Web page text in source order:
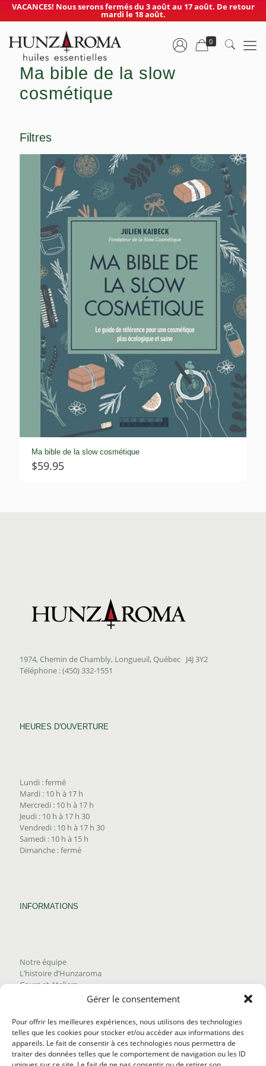
Gérer le consentement
Pour offrir les meilleures expériences, nous utilisons des technologies
telles que les cookies pour stocker et/ou accéder aux informations des
appareils. Le fait de consentir à ces technologies nous permettra de
traiter des données telles que le comportement de navigation ou les ID
VACANCES! Nous serons fermés du 3 août au 17 août. De retour
mardi le 18 août.
0
Ma bible de la slow
cosmétique
Filtres
Ma bible de la slow cosmétique
$59.95
1974, Chemin de Chambly, Longueuil, Québec J4J 3Y2
Téléphone : (450) 332-1551
HEURES D'OUVERTURE
Lundi : fermé
Mardi : 10 h à 17 h
Mercredi : 10 h à 17 h
Jeudi : 10 h à 17 h 30
Vendredi : 10 h à 17 h 30
Samedi : 10 h à 15 h
Dimanche : fermé
INFORMATIONS
Notre équipe
L’histoire d’Hunzaroma
Cours et Ateliers
Trouver nos produits
Politique de frais d'envoi
Termes et conditions
Politique de remboursement